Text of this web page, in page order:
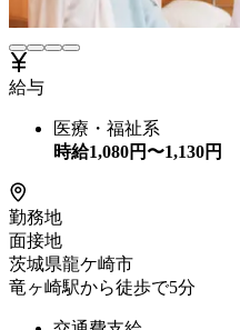
給与
医療・福祉系
時給1,080円〜1,130円
勤務地
面接地
茨城県龍ケ崎市
竜ヶ崎駅から徒歩で5分